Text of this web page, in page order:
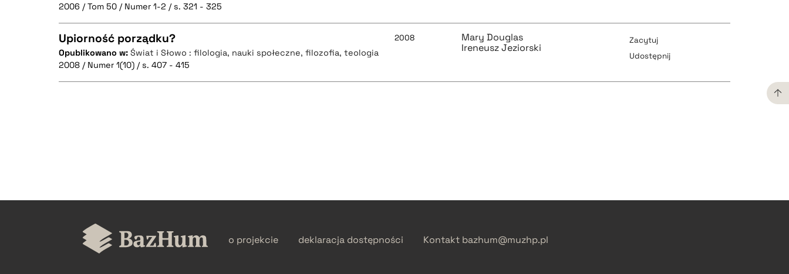
2006 / Tom 50 / Numer 1-2 / s. 321 - 325
CZYSTY TEKST
Upiorność porządku?
Opublikowano w: Świat i Słowo : filologia, nauki społeczne, filozofia, teologia
2008 / Numer 1(10) / s. 407 - 415
2008
Mary Douglas
Ireneusz Jeziorski
Zacytuj
Udostępnij
o projekcie deklaracja dostępności Kontakt bazhum@muzhp.pl